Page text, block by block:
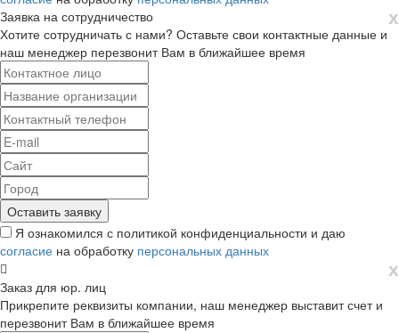
х
Заявка на сотрудничество
Хотите сотрудничать с нами? Оставьте свои контактные данные и
наш менеджер перезвонит Вам в ближайшее время
Я ознакомился с политикой конфиденциальности и даю
согласие на обработку персональных данных
х
Заказ для юр. лиц
Прикрепите реквизиты компании, наш менеджер выставит счет и
перезвонит Вам в ближайшее время